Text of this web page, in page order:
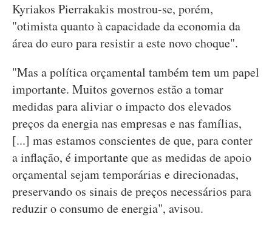
Kyriakos Pierrakakis mostrou-se, porém,
"otimista quanto à capacidade da economia da
área do euro para resistir a este novo choque".
"Mas a política orçamental também tem um papel
importante. Muitos governos estão a tomar
medidas para aliviar o impacto dos elevados
preços da energia nas empresas e nas famílias,
[...] mas estamos conscientes de que, para conter
a inflação, é importante que as medidas de apoio
orçamental sejam temporárias e direcionadas,
preservando os sinais de preços necessários para
reduzir o consumo de energia", avisou.